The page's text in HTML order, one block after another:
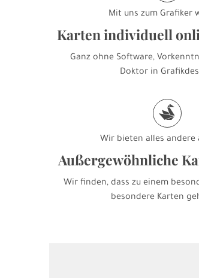
Mit uns zum Grafiker
Karten individuell
Ganz ohne Software,
Doktor in
s
Wir bieten alles andere
Außergewöhnliche
Wir finden, dass zu einem
besondere Karten